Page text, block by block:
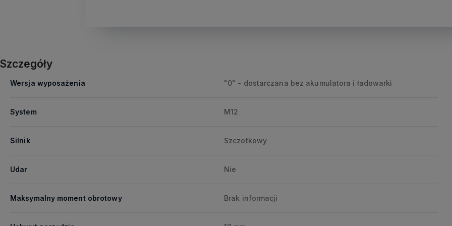
Szczegóły
Wersja wyposażenia "0" - dostarczana bez akumulatora i ładowarki
System M12
Silnik Szczotkowy
Udar Nie
Maksymalny moment obrotowy Brak informacji